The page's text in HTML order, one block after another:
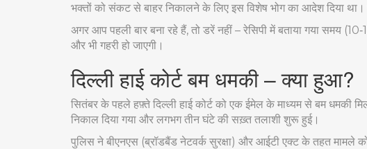
भक्तों को संकट से बाहर निकालने के लिए इस विशेष भोग का आदेश दिया था।
अगर आप पहली बार बना रहे हैं, तो डरें नहीं – रेसिपी में बताया गया समय
और भी गहरी हो जाएगी।
दिल्ली हाई कोर्ट बम धमकी – क्या हुआ?
सितंबर के पहले हफ़्ते दिल्ली हाई कोर्ट को एक ईमेल के माध्यम से बम धमकी
निकाल दिया गया और लगभग तीन घंटे की सख़्त तलाशी शुरू हुई।
पुलिस ने बीएनएस (ब्रॉडबैंड नेटवर्क सुरक्षा) और आईटी एक्ट के तहत मामले